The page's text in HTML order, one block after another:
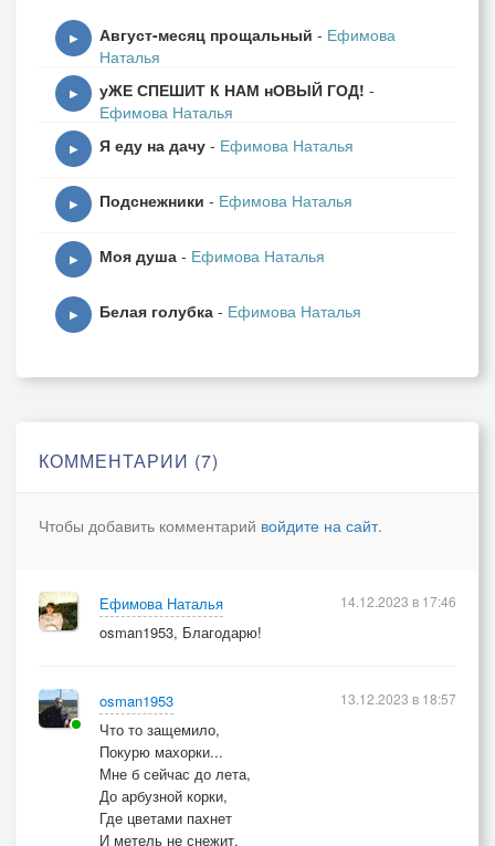
Август шелестит ещё зелёными листами.
Август,ты скажи,что же будет с нами?
Можно ль всё вернуть,что сияло счастьем?
Или всё забыть и встречать ненастье?
А потом пойдёшь в дальнюю дорогу.
Пусть продлится всё,всё, что было светлым.
▶ Август-месяц прощальный - Ефимова
Наталья
▶ уЖЕ СПЕШИТ К НАМ нОВЫЙ ГОД! -
Ефимова Наталья
▶ Я еду на дачу - Ефимова Наталья
▶ Подснежники - Ефимова Наталья
▶ Моя душа - Ефимова Наталья
▶ Белая голубка - Ефимова Наталья
КОММЕНТАРИИ (7)
Чтобы добавить комментарий войдите на сайт.
Ефимова Наталья
osman1953, Благодарю!
14.12.2023 в 17:46
osman1953
Что то защемило,
Покурю махорки...
Мне б сейчас до лета,
До арбузной корки,
Где цветами пахнет
И метель не снежит,
13.12.2023 в 18:57